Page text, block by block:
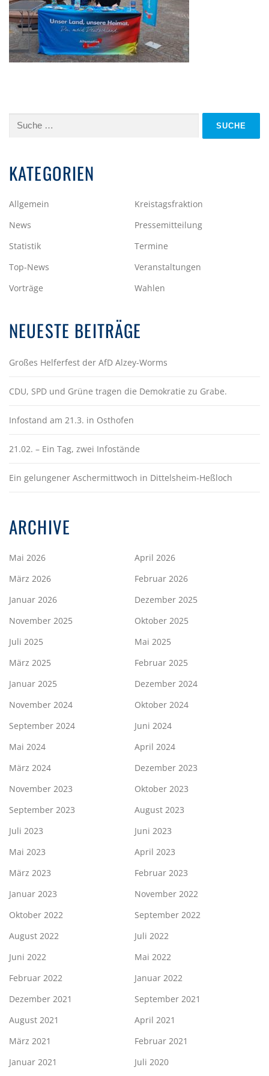
Suche
KATEGORIEN
Allgemein
Kreistagsfraktion
News
Pressemitteilung
Statistik
Termine
Top-News
Veranstaltungen
Vorträge
Wahlen
NEUESTE BEITRÄGE
Großes Helferfest der AfD Alzey-Worms
CDU, SPD und Grüne tragen die Demokratie zu Grabe.
Infostand am 21.3. in Osthofen
21.02. – Ein Tag, zwei Infostände
Ein gelungener Aschermittwoch in Dittelsheim-Heßloch
ARCHIVE
Mai 2026
April 2026
März 2026
Februar 2026
Januar 2026
Dezember 2025
November 2025
Oktober 2025
Juli 2025
Mai 2025
März 2025
Februar 2025
Januar 2025
Dezember 2024
November 2024
Oktober 2024
September 2024
Juni 2024
Mai 2024
April 2024
März 2024
Dezember 2023
November 2023
Oktober 2023
September 2023
August 2023
Juli 2023
Juni 2023
Mai 2023
April 2023
März 2023
Februar 2023
Januar 2023
November 2022
Oktober 2022
September 2022
August 2022
Juli 2022
Juni 2022
Mai 2022
Februar 2022
Januar 2022
Dezember 2021
September 2021
August 2021
April 2021
März 2021
Februar 2021
Januar 2021
Juli 2020